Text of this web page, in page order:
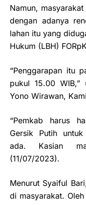
Namun,
dengan adanya
lahan itu yang
Hukum (LBH)
“Penggarapan itu
pukul 15.00
Yono Wirawan,
“Pemkab harus
Gersik Putih
ada. Kasian
(11/07/2023).
Menurut Syaiful
di masyarakat.